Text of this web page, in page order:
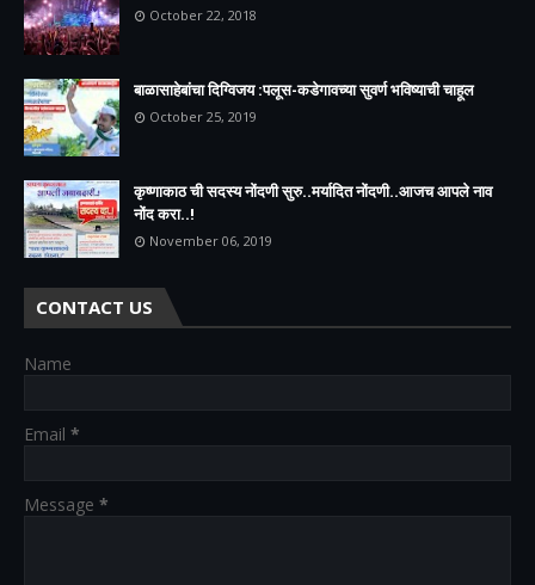
October 22, 2018
बाळासाहेबांचा दिग्विजय :पलूस-कडेगावच्या सुवर्ण भविष्याची चाहूल
October 25, 2019
कृष्णाकाठ ची सदस्य नोंदणी सुरु..मर्यादित नोंदणी..आजच आपले नाव
नोंद करा..!
November 06, 2019
CONTACT US
Name
Email *
Message *